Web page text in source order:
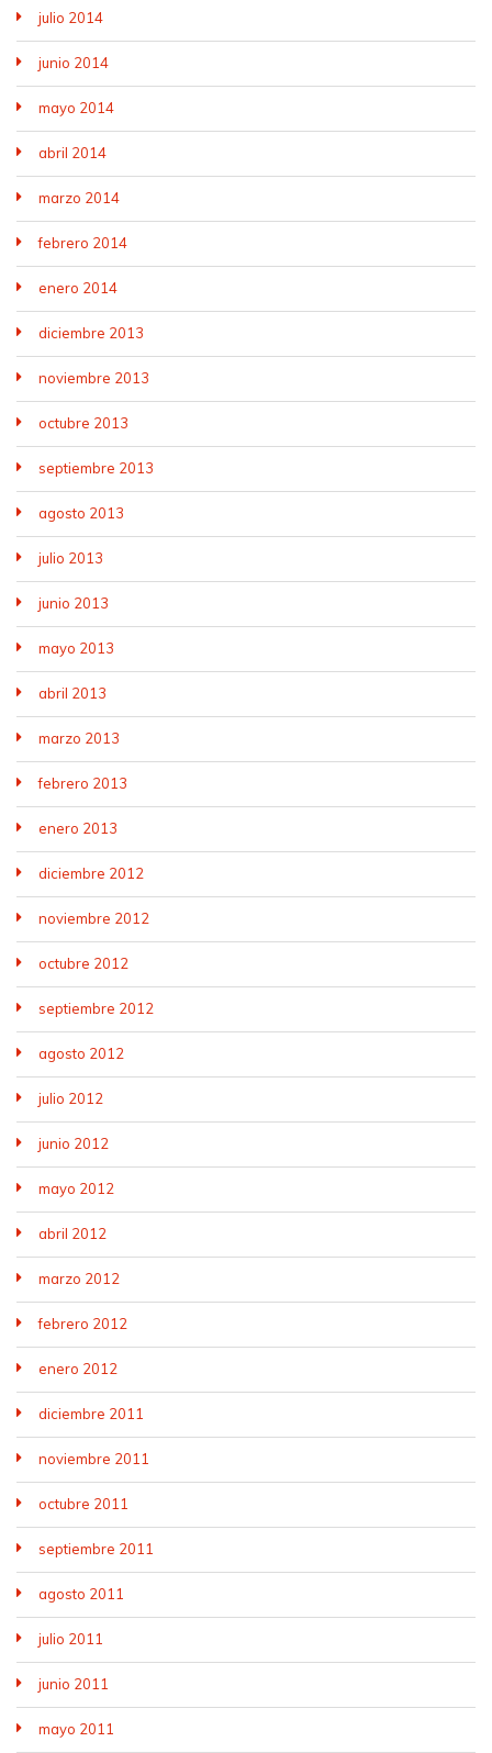
julio 2014
junio 2014
mayo 2014
abril 2014
marzo 2014
febrero 2014
enero 2014
diciembre 2013
noviembre 2013
octubre 2013
septiembre 2013
agosto 2013
julio 2013
junio 2013
mayo 2013
abril 2013
marzo 2013
febrero 2013
enero 2013
diciembre 2012
noviembre 2012
octubre 2012
septiembre 2012
agosto 2012
julio 2012
junio 2012
mayo 2012
abril 2012
marzo 2012
febrero 2012
enero 2012
diciembre 2011
noviembre 2011
octubre 2011
septiembre 2011
agosto 2011
julio 2011
junio 2011
mayo 2011